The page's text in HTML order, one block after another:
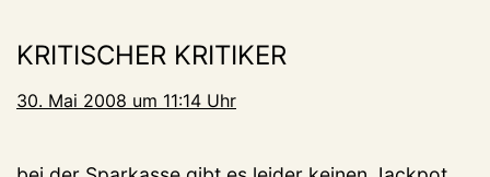
KRITISCHER KRITIKER
30. Mai 2008 um 11:14 Uhr